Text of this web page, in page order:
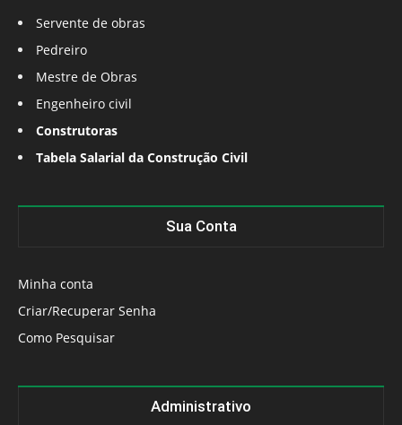
Servente de obras
Pedreiro
Mestre de Obras
Engenheiro civil
Construtoras
Tabela Salarial da Construção Civil
Sua Conta
Minha conta
Criar/Recuperar Senha
Como Pesquisar
Administrativo